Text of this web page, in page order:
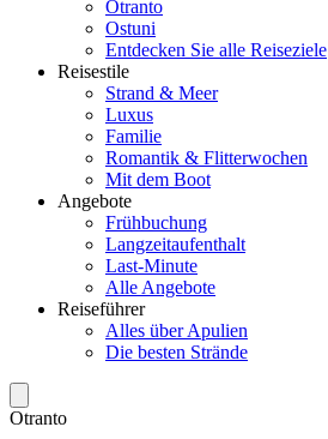
Otranto
Ostuni
Entdecken Sie alle Reiseziele
Reisestile
Strand & Meer
Luxus
Familie
Romantik & Flitterwochen
Mit dem Boot
Angebote
Frühbuchung
Langzeitaufenthalt
Last-Minute
Alle Angebote
Reiseführer
Alles über Apulien
Die besten Strände
Otranto